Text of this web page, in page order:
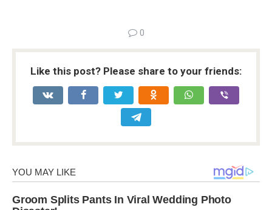
0
Like this post? Please share to your friends: